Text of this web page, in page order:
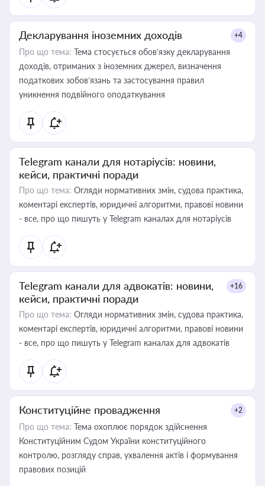
Декларування іноземних доходів +4
Про що тема: Тема стосується обов’язку декларування
доходів, отриманих з іноземних джерел, визначення
податкових зобов’язань та застосування правил
уникнення подвійного оподаткування
Telegram канали для нотаріусів: новини,
кейси, практичні поради
Про що тема: Огляди нормативних змін, судова практика,
коментарі експертів, юридичні алгоритми, правові новини
- все, про що пишуть у Telegram каналах для нотаріусів
Telegram канали для адвокатів: новини,
кейси, практичні поради
+16
Про що тема: Огляди нормативних змін, судова практика,
коментарі експертів, юридичні алгоритми, правові новини
- все, про що пишуть у Telegram каналах для адвокатів
Конституційне провадження +2
Про що тема: Тема охоплює порядок здійснення
Конституційним Судом України конституційного
контролю, розгляду справ, ухвалення актів і формування
правових позицій